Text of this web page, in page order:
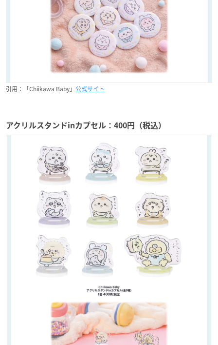
引用：「Chiikawa Baby」 公式サイト
アクリルスタンドinカプセル：400円（税込）